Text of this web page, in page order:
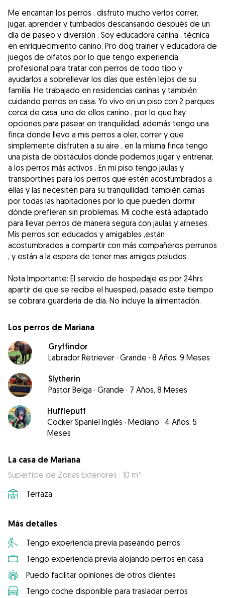
Me encantan los perros , disfruto mucho verlos correr,
jugar, aprender y tumbados descansando después de un
día de paseo y diversión . Soy educadora canina , técnica
en enriquecimiento canino, Pro dog trainer y educadora de
juegos de olfatos por lo que tengo experiencia
profesional para tratar con perros de todo tipo y
ayudarlos a sobrellevar los días que estén lejos de su
familia. He trabajado en residencias caninas y también
cuidando perros en casa. Yo vivo en un piso con 2 parques
cerca de casa ,uno de ellos canino , por lo que hay
opciones para pasear en tranquilidad, además tengo una
finca donde llevo a mis perros a oler, correr y que
simplemente disfruten a su aire , en la misma finca tengo
una pista de obstáculos donde podemos jugar y entrenar,
a los perros más activos . En mi piso tengo jaulas y
transportines para los perros que estén acostumbrados a
ellas y las necesiten para su tranquilidad, también camas
por todas las habitaciones por lo que pueden dormir
dónde prefieran sin problemas. Mi coche está adaptado
para llevar perros de manera segura con jaulas y arneses.
Mis perros son educados y amigables ,están
acostumbrados a compartir con más compañeros perrunos
, y están a la espera de tener mas amigos peludos .
Nota Importante: El servicio de hospedaje es por 24hrs
apartir de que se recibe el huesped, pasado este tiempo
se cobrara guarderia de dia. No incluye la alimentación.
Los perros de Mariana
Gryffindor
Labrador Retriever · Grande · 8 Años, 9 Meses
Slytherin
Pastor Belga · Grande · 7 Años, 8 Meses
Hufflepuff
Cocker Spaniel Inglés · Mediano · 4 Años, 5
Meses
La casa de Mariana
Superficie de Zonas Exteriores : 10 m²
Terraza
Más detalles
Tengo experiencia previa paseando perros
Tengo experiencia previa alojando perros en casa
Puedo facilitar opiniones de otros clientes
Tengo coche disponible para trasladar perros